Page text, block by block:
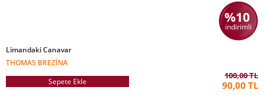
%10
indirimli
Limandaki Canavar
THOMAS BREZINA
Sepete Ekle
100,00 TL
90,00 TL